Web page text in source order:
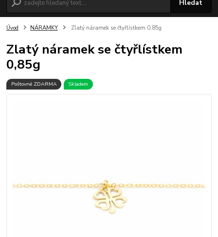
Hledat
Úvod NÁRAMKY Zlatý náramek se čtyřlístkem 0,85g
Zlatý náramek se čtyřlístkem
0,85g
Poštovné ZDARMA Skladem